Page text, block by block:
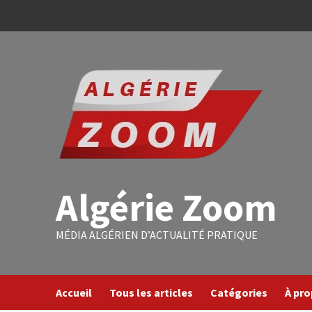
Algérie Zoom
MÉDIA ALGÉRIEN D’ACTUALITÉ PRATIQUE
Accueil Tous les articles Catégories À